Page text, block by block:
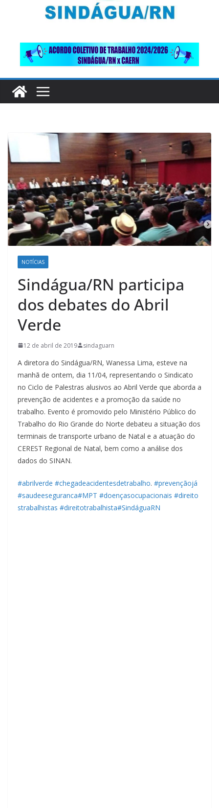
NOTÍCIAS
Sindágua/RN participa
dos debates do Abril
Verde
12 de abril de 2019 sindaguarn
A diretora do Sindágua/RN, Wanessa Lima, esteve na
manhã de ontem, dia 11/04, representando o Sindicato
no Ciclo de Palestras alusivos ao Abril Verde que aborda a
prevenção de acidentes e a promoção da saúde no
trabalho. Evento é promovido pelo Ministério Público do
Trabalho do Rio Grande do Norte debateu a situação dos
terminais de transporte urbano de Natal e a atuação do
CEREST Regional de Natal, bem como a análise dos
dados do SINAN.
#abrilverde #chegadeacidentesdetrabalho. #prevençãojá
#saudeeseguranca#MPT #doençasocupacionais #direito
strabalhistas #direitotrabalhista#SindáguaRN